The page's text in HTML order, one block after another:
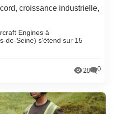
croissance industrielle,
Engines à
de-Seine) s’étend sur 15
28 0